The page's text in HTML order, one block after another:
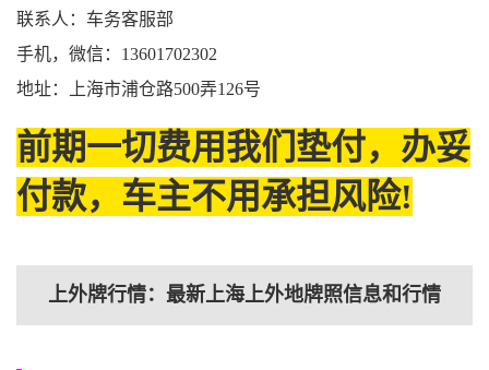
联系人：车务客服部
手机，微信：13601702302
地址：上海市浦仓路500弄126号
前期一切费用我们垫付，办妥
付款，车主不用承担风险!
上外牌行情：最新上海上外地牌照信息和行情